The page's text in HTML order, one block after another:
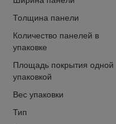
Толщина панели
Количество панелей в
упаковке
Площадь покрытия одной
упаковкой
Вес упаковки
Тип